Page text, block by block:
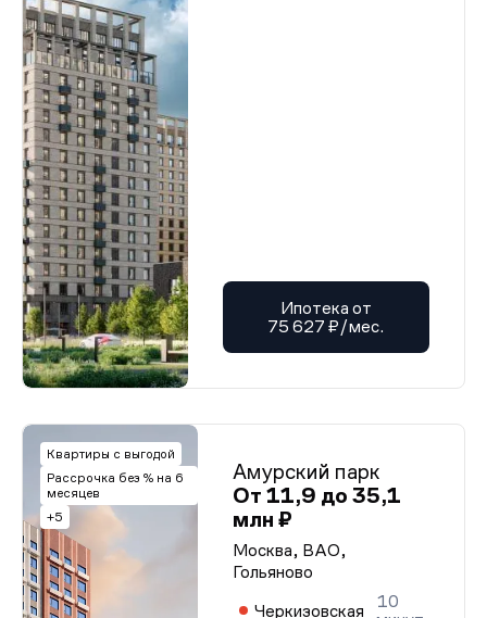
Ипотека от
75 627 ₽/мес.
Квартиры с выгодой
Рассрочка без % на 6
месяцев
+5
Амурский парк
От 11,9 до 35,1
млн ₽
Москва, ВАО,
Гольяново
Черкизовская
10